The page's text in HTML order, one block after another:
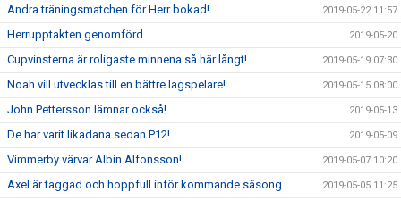
Andra träningsmatchen för Herr bokad! 2019-05-22 11:57
Herrupptakten genomförd. 2019-05-20
Cupvinsterna är roligaste minnena så här långt! 2019-05-19 07:30
Noah vill utvecklas till en bättre lagspelare! 2019-05-15 08:00
John Pettersson lämnar också! 2019-05-13
De har varit likadana sedan P12! 2019-05-09
Vimmerby värvar Albin Alfonsson! 2019-05-07 10:20
Axel är taggad och hoppfull inför kommande säsong. 2019-05-05 11:25